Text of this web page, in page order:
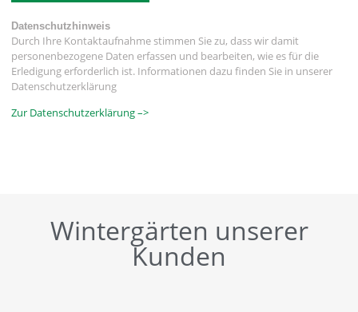
Datenschutzhinweis
Durch Ihre Kontaktaufnahme stimmen Sie zu, dass wir damit
personenbezogene Daten erfassen und bearbeiten, wie es für die
Erledigung erforderlich ist. Informationen dazu finden Sie in unserer
Datenschutzerklärung
Zur Datenschutzerklärung –>
Wintergärten unserer
Kunden